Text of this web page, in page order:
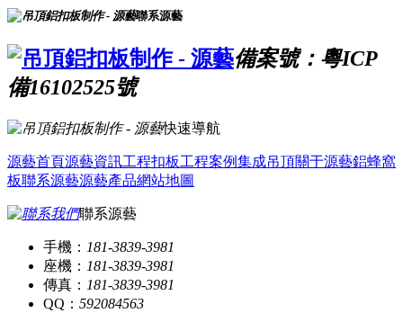
聯系源藝
備案號：粵ICP
備16102525號
快速導航
源藝首頁源藝資訊工程扣板工程案例集成吊頂關于源藝鋁蜂窩
板聯系源藝源藝產品網站地圖
聯系源藝
手機： 181-3839-3981
座機： 181-3839-3981
傳真： 181-3839-3981
QQ： 592084563